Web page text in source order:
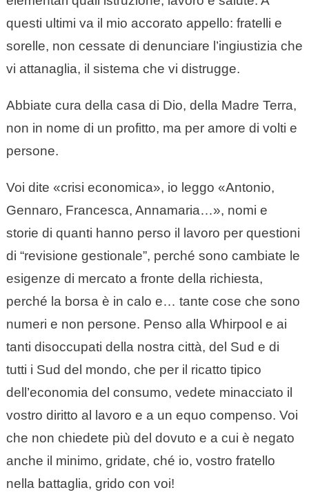
questi ultimi va il mio accorato appello: fratelli e
sorelle, non cessate di denunciare l’ingiustizia che
vi attanaglia, il sistema che vi distrugge.
Abbiate cura della casa di Dio, della Madre Terra,
non in nome di un profitto, ma per amore di volti e
persone.
Voi dite «crisi economica», io leggo «Antonio,
Gennaro, Francesca, Annamaria…», nomi e
storie di quanti hanno perso il lavoro per questioni
di “revisione gestionale”, perché sono cambiate le
esigenze di mercato a fronte della richiesta,
perché la borsa è in calo e… tante cose che sono
numeri e non persone. Penso alla Whirpool e ai
tanti disoccupati della nostra città, del Sud e di
tutti i Sud del mondo, che per il ricatto tipico
dell’economia del consumo, vedete minacciato il
vostro diritto al lavoro e a un equo compenso. Voi
che non chiedete più del dovuto e a cui è negato
anche il minimo, gridate, ché io, vostro fratello
nella battaglia, grido con voi!